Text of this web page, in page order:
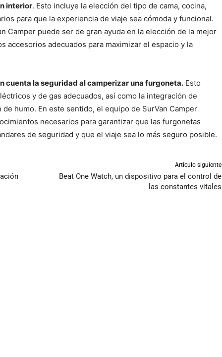
interior. Esto incluye la elección del tipo de cama, cocina,
para que la experiencia de viaje sea cómoda y funcional.
Camper puede ser de gran ayuda en la elección de la mejor
accesorios adecuados para maximizar el espacio y la
cuenta la seguridad al camperizar una furgoneta. Esto
y de gas adecuados, así como la integración de
humo. En este sentido, el equipo de SurVan Camper
necesarios para garantizar que las furgonetas
de seguridad y que el viaje sea lo más seguro posible.
Artículo siguiente
Beat One Watch, un dispositivo para el control de
las constantes vitales